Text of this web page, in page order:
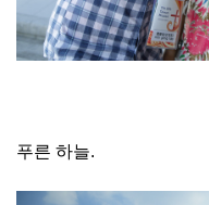
푸른 하늘.